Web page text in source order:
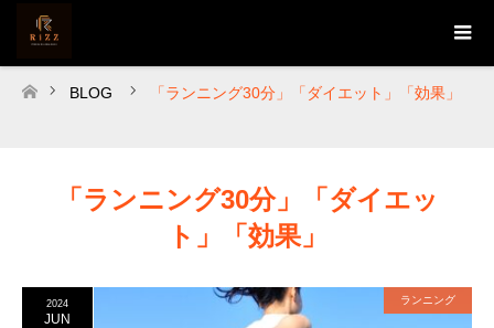
ホーム
BLOG 「ランニング30分」「ダイエット」「効果」
「ランニング30分」「ダイエッ
ト」「効果」
2024
JUN
ランニング